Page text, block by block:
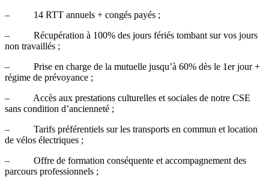
– 14 RTT annuels + congés payés ;
– Récupération à 100% des jours fériés tombant sur vos jours
non travaillés ;
– Prise en charge de la mutuelle jusqu’à 60% dès le 1er jour +
régime de prévoyance ;
– Accès aux prestations culturelles et sociales de notre CSE
sans condition d’ancienneté ;
– Tarifs préférentiels sur les transports en commun et location
de vélos électriques ;
– Offre de formation conséquente et accompagnement des
parcours professionnels ;